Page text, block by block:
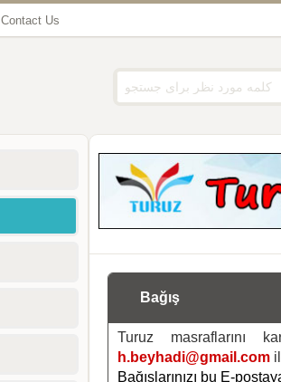
Contact Us
Bağış
Turuz masraflarını
h.beyhadi@gmail.com
Bağışlarınızı bu E-